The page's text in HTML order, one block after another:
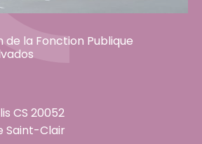
la Fonction Publique
CS 20052
Saint-Clair